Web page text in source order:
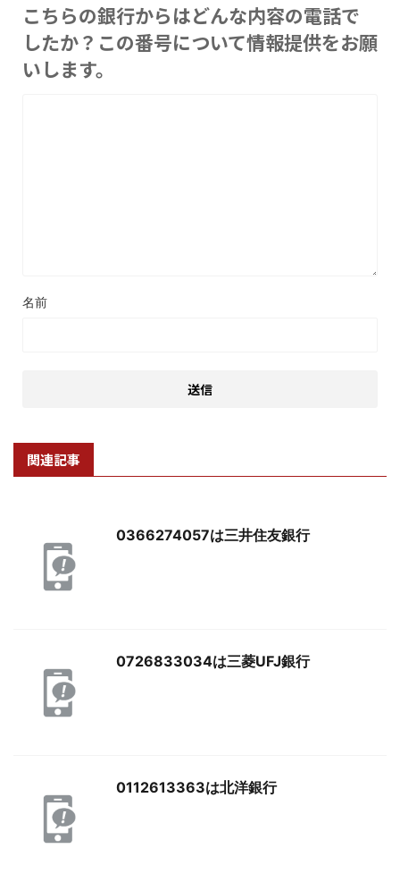
こちらの銀行からはどんな内容の電話で
したか？この番号について情報提供をお願
いします。
名前
関連記事
0366274057は三井住友銀行
0726833034は三菱UFJ銀行
0112613363は北洋銀行